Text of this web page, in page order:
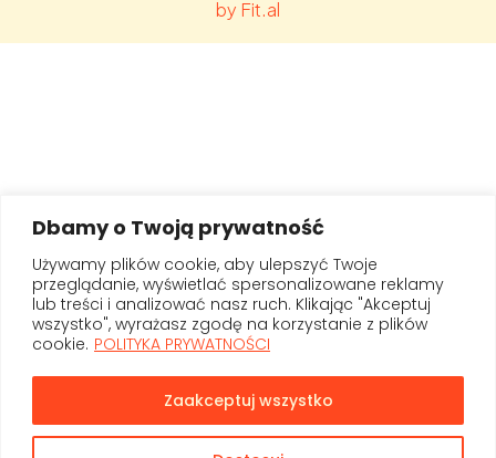
Dbamy o Twoją prywatność
Używamy plików cookie, aby ulepszyć Twoje
przeglądanie, wyświetlać spersonalizowane reklamy
lub treści i analizować nasz ruch. Klikając "Akceptuj
wszystko", wyrażasz zgodę na korzystanie z plików
cookie. POLITYKA PRYWATNOŚCI
Zaakceptuj wszystko
by Fit.al